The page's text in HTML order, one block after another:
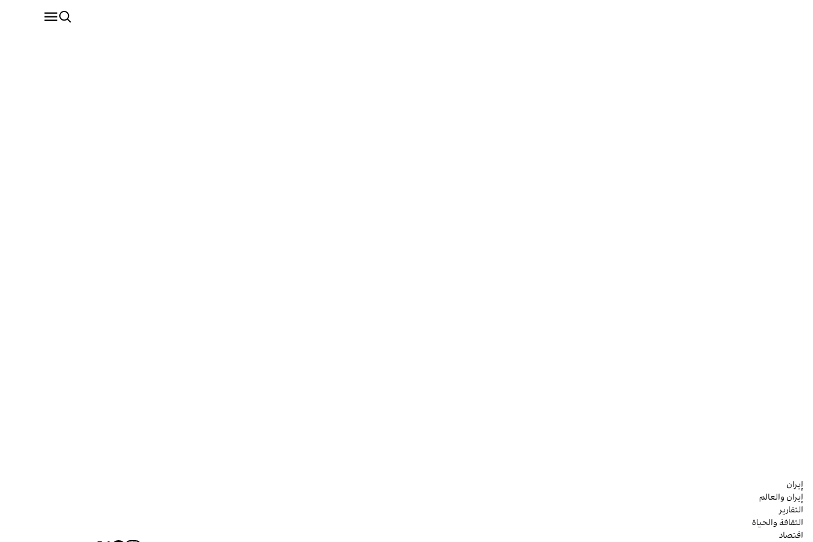
إيران
إيران والعالم
التقارير
الثقافة والحياة
اقتصاد